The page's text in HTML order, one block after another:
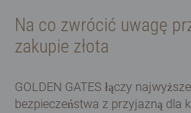
Na co zwrócić uwagę
zakupie złota
GOLDEN GATES łączy
bezpieczeństwa z przyjazną dla